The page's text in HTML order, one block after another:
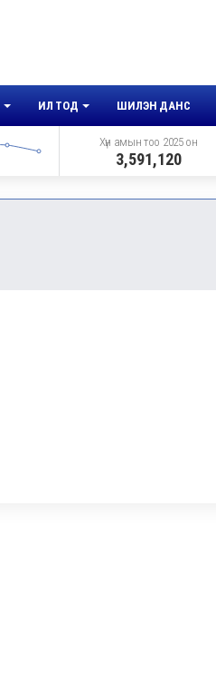
ИЛ ТОД ШИЛЭН ДАНС
Хүн амын тоо 2025 он
3,591,120